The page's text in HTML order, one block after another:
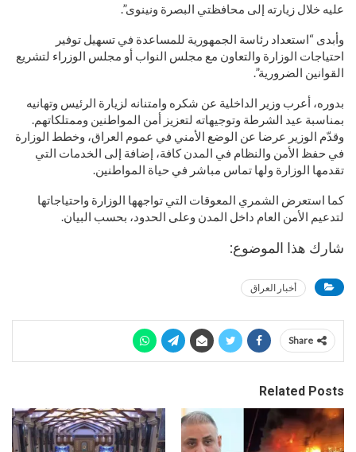
عليه خلال زيارته إلى محافظتي البصرة ونينوى”.
وأبدى “استعداد رئاسة الجمهورية للمساعدة في تسهيل توفير
احتياجات الوزارة والتعاون مع مجلس النواب أو مجلس الوزراء لتشريع
القوانين الضرورية”.
بدوره، أعرب وزير الداخلية عن شكره وامتنانه لزيارة الرئيس وتهانيه
بمناسبة عيد الشرطة وتوجيهاته لتعزيز أمن المواطنين وممتلكاتهم.
وقدّم الوزير عرضا عن الوضع الأمني في عموم العراق، وخطط الوزارة
في حفظ الأمن والنظام في المدن كافة، إضافة إلى الخدمات التي
تقدمها الوزارة ولها تماس مباشر في حياة المواطنين.
كما استعرض الشمري المعوقات التي تواجهها الوزارة واحتياجاتها
لتدعيم الأمن العام داخل المدن وعلى الحدود، بحسب البيان.
شارك هذا الموضوع:
أخبار العراق
Share
Related Posts